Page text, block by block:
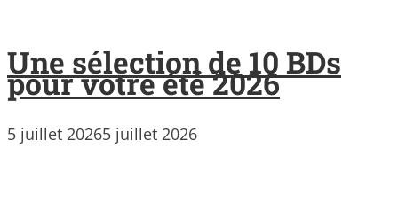
Une sélection de 10 BDs
pour votre été 2026
5 juillet 20265 juillet 2026